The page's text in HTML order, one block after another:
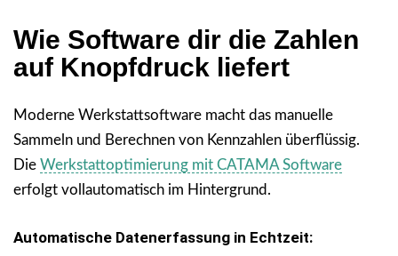
Wie Software dir die Zahlen
auf Knopfdruck liefert
Moderne Werkstattsoftware macht das manuelle
Sammeln und Berechnen von Kennzahlen überflüssig.
Die Werkstattoptimierung mit CATAMA Software
erfolgt vollautomatisch im Hintergrund.
Automatische Datenerfassung in Echtzeit: